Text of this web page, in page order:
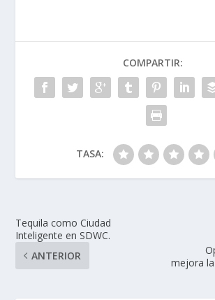
COMPARTIR:
TASA:
Tequila como Ciudad
Inteligente en SDWC.
ANTERIOR
mejora